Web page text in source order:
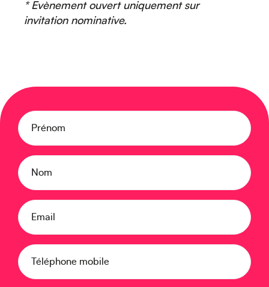
* Evènement ouvert uniquement sur
invitation nominative.
Prénom
Nom
Email
Téléphone mobile
Caraïbes
Europe
Moyen-Orient